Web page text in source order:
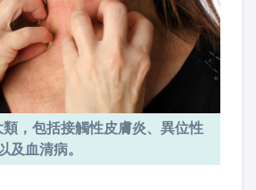
，包括接觸性皮膚炎、異位性
及血清病。